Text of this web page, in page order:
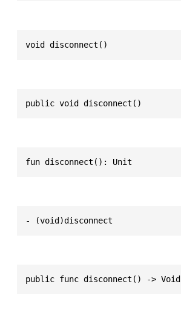
void disconnect()
public void disconnect()
fun disconnect(): Unit
- (void)disconnect
public func disconnect() -> Void